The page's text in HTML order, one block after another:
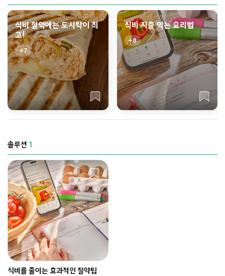
식비 절약에는 도시락이 최
고!
7
식비 지출 막는 요리법
8
솔루션 1
식비를 줄이는 효과적인 절약팁